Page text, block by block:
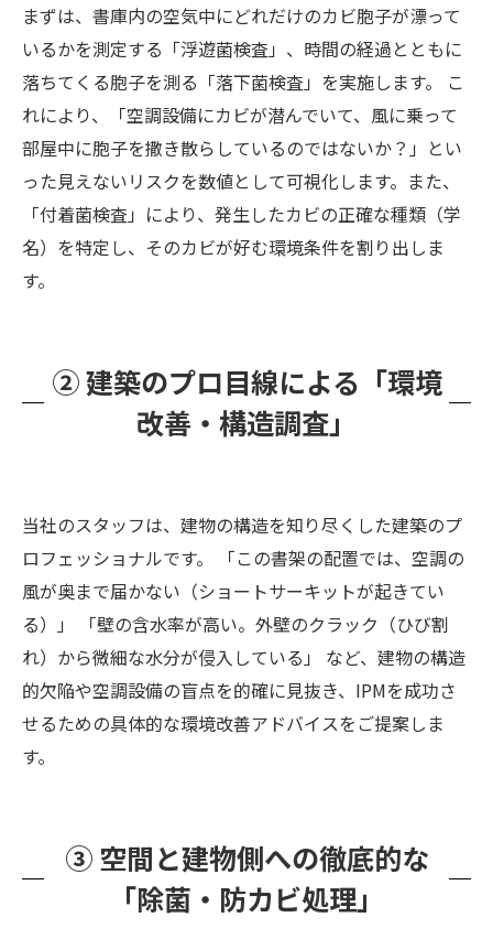
まずは、書庫内の空気中にどれだけのカビ胞子が漂って
いるかを測定する「浮遊菌検査」、時間の経過とともに
落ちてくる胞子を測る「落下菌検査」を実施します。 こ
れにより、「空調設備にカビが潜んでいて、風に乗って
部屋中に胞子を撒き散らしているのではないか？」とい
った見えないリスクを数値として可視化します。また、
「付着菌検査」により、発生したカビの正確な種類（学
名）を特定し、そのカビが好む環境条件を割り出しま
す。
② 建築のプロ目線による「環境
改善・構造調査」
当社のスタッフは、建物の構造を知り尽くした建築のプ
ロフェッショナルです。 「この書架の配置では、空調の
風が奥まで届かない（ショートサーキットが起きてい
る）」 「壁の含水率が高い。外壁のクラック（ひび割
れ）から微細な水分が侵入している」 など、建物の構造
的欠陥や空調設備の盲点を的確に見抜き、IPMを成功さ
せるための具体的な環境改善アドバイスをご提案しま
す。
③ 空間と建物側への徹底的な
「除菌・防カビ処理」